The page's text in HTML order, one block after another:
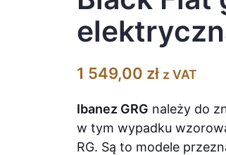
1 549,00 zł z VAT
Ibanez GRG należy do
w tym wypadku
RG. Są to modele